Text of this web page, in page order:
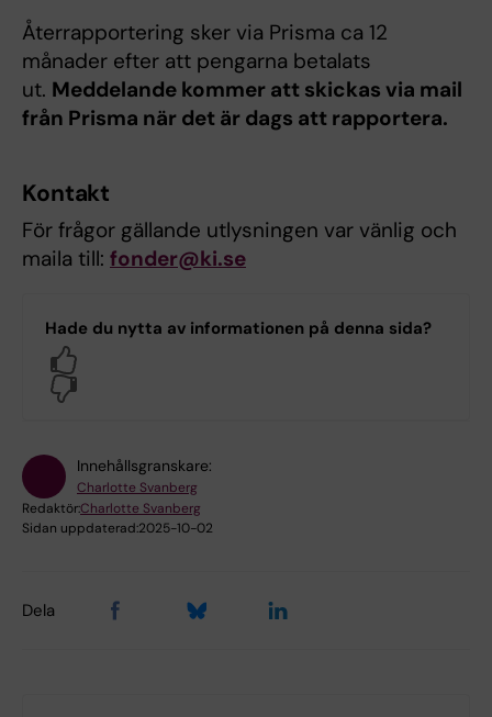
Återrapportering sker via Prisma ca 12
månader efter att pengarna betalats
ut. Meddelande kommer att skickas via mail
från Prisma när det är dags att rapportera.
Kontakt
För frågor gällande utlysningen var vänlig och
maila till: fonder@ki.se
Hade du nytta av informationen på denna sida?
Innehållsgranskare:
Charlotte Svanberg
Redaktör:Charlotte Svanberg
Sidan uppdaterad:2025-10-02
Dela